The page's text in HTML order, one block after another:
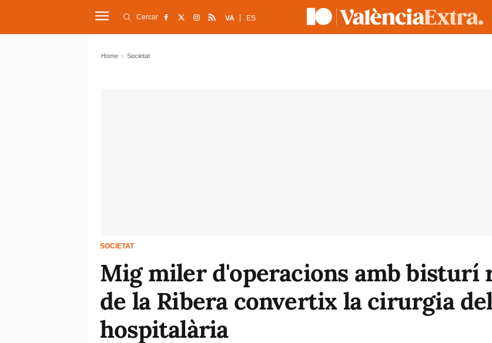
Cercar VA ES
Home Societat
SOCIETAT
Mig miler d'operacions amb bisturí
de la Ribera convertix la cirurgia
hospitalària